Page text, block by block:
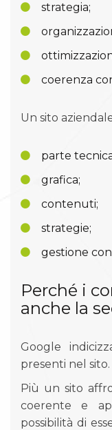
strategia;
coerenza
Un sito
parte
grafica;
contenuti;
strategie;
gestione
Perché i
anche la
Google
presenti nel sito.
Più un sito
coerente e
possibilità di